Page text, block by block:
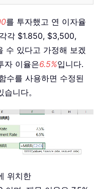
를 투자했고 연 이자율
각 $1.850, $3,500,
수 있다고 가정해 보겠
자 이율은6.5%입니다.
수를 사용하면 수정된
니다。
위치한